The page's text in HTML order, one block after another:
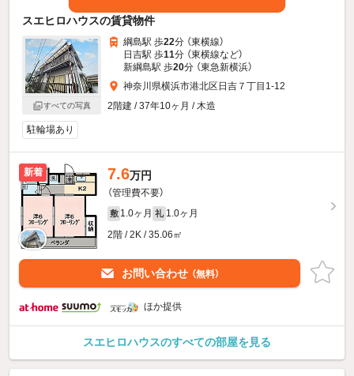
スエヒロハウスの賃貸物件
すべての写真
綱島駅 歩22分 （東横線）
日吉駅 歩11分 （東横線など）
新綱島駅 歩20分 （東急新横浜）
神奈川県横浜市港北区日吉７丁目1-12
2階建 / 37年10ヶ月 / 木造
駐輪場あり
新着 7.6万円
（管理費不要）
敷 1.0ヶ月 礼 1.0ヶ月
2階 / 2K / 35.06㎡
お問い合わせ （無料）
ほか提供
スエヒロハウスのすべての部屋を見る